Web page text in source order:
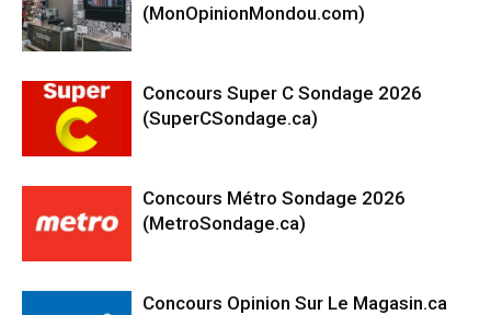
(MonOpinionMondou.com)
Concours Super C Sondage 2026
(SuperCSondage.ca)
Concours Métro Sondage 2026
(MetroSondage.ca)
Concours Opinion Sur Le Magasin.ca